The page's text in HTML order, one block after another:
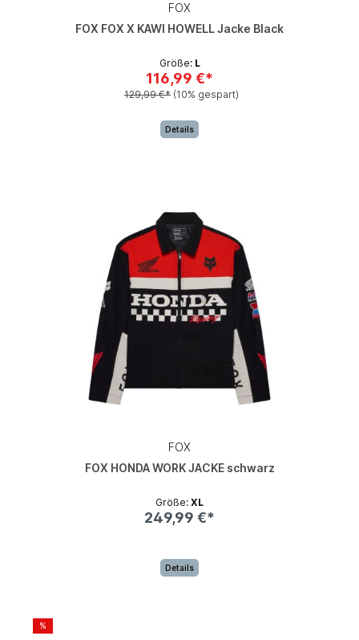
FOX
FOX FOX X KAWI HOWELL Jacke Black
Größe: L
116,99 €*
129,99 €* (10% gespart)
Details
FOX
FOX HONDA WORK JACKE schwarz
Größe: XL
249,99 €*
Details
%